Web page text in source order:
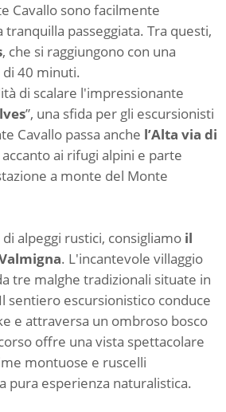
Cavallo sono facilmente
tranquilla passeggiata. Tra questi,
, che si raggiungono con una
40 minuti.
di scalare l'impressionante
”, una sfida per gli escursionisti
Cavallo passa anche l’Alta via di
accanto ai rifugi alpini e parte
a monte del Monte
alpeggi rustici, consigliamo il
. L'incantevole villaggio
tre malghe tradizionali situate in
sentiero escursionistico conduce
e attraversa un ombroso bosco
offre una vista spettacolare
montuose e ruscelli
pura esperienza naturalistica.